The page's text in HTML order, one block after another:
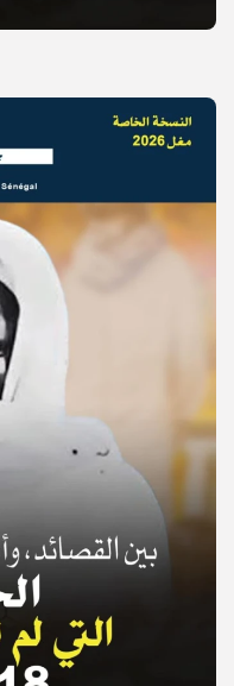
APS